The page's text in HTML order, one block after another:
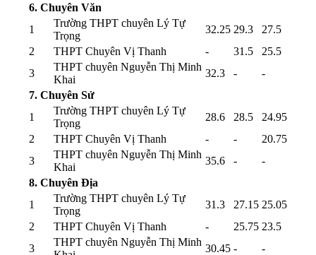
6. Chuyên Văn
1
Trường THPT chuyên Lý Tự
Trọng
32.25 29.3
27.5
2
THPT Chuyên Vị Thanh - 31.5
25.5
3
THPT chuyên Nguyễn Thị Minh
Khai
32.3 -
-
7. Chuyên Sử
1
Trường THPT chuyên Lý Tự
Trọng
28.6 28.5
24.95
2
THPT Chuyên Vị Thanh - -
20.75
3
THPT chuyên Nguyễn Thị Minh
Khai
35.6 -
-
8. Chuyên Địa
1
Trường THPT chuyên Lý Tự
Trọng
31.3 27.15 25.05
2
THPT Chuyên Vị Thanh - 25.75 23.5
3
THPT chuyên Nguyễn Thị Minh
30.45 -
-